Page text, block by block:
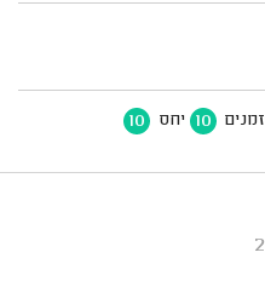
זמנים 10 יחס 10